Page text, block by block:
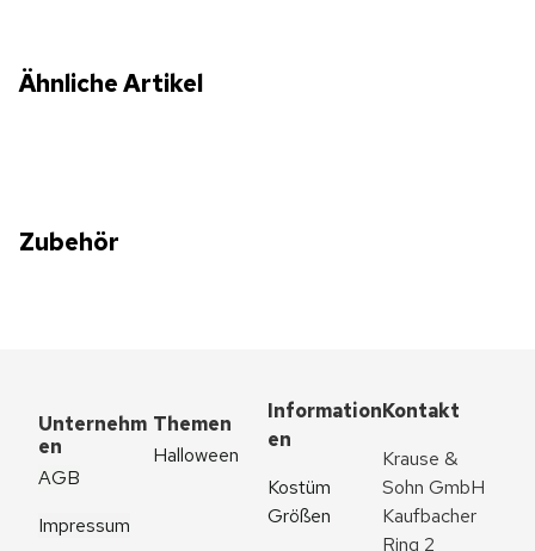
Ähnliche Artikel
Zubehör
Unternehm
en
AGB
Impressum
Themen
Halloween
Information
en
Kostüm
Größen
Kontakt
Krause &
Sohn GmbH
Kaufbacher
Ring 2